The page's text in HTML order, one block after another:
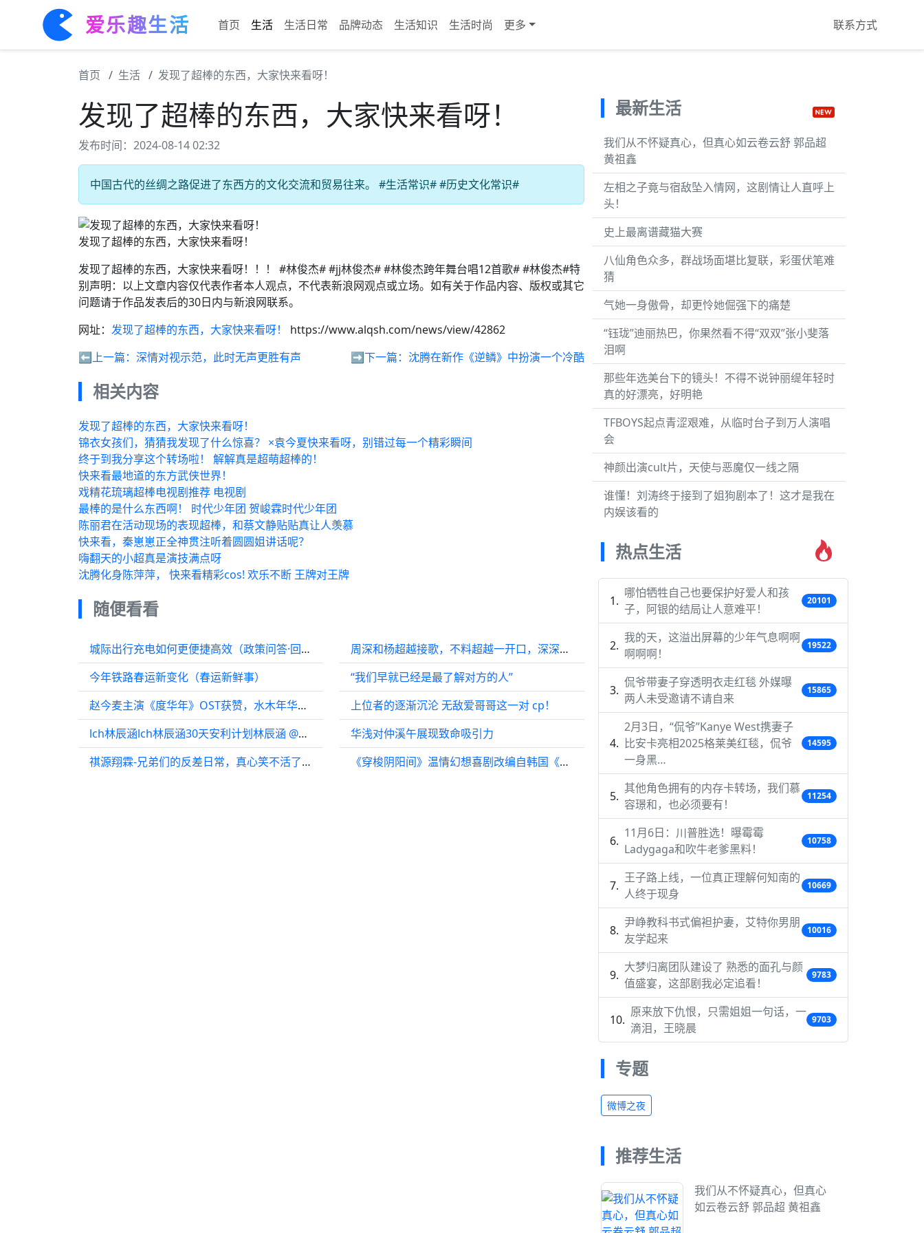
爱乐趣生活 首页 生活 生活日常 品牌动态 生活知识 生活时尚 更多 联系方式
首页 生活 发现了超棒的东西，大家快来看呀！
发现了超棒的东西，大家快来看呀！
发布时间：2024-08-14 02:32
中国古代的丝绸之路促进了东西方的文化交流和贸易往来。 #生活常识# #历史文化常识#
发现了超棒的东西，大家快来看呀！
发现了超棒的东西，大家快来看呀！！！ #林俊杰# #jj林俊杰# #林俊杰跨年舞台唱12首歌# #林俊杰#特
别声明：以上文章内容仅代表作者本人观点，不代表新浪网观点或立场。如有关于作品内容、版权或其它
问题请于作品发表后的30日内与新浪网联系。
网址： 发现了超棒的东西，大家快来看呀！
https://www.alqsh.com/news/view/42862
⬅️上一篇： 深情对视示范，此时无声更胜有声 ➡️下一篇： 沈腾在新作《逆鳞》中扮演一个冷酷
相关内容
发现了超棒的东西，大家快来看呀！
锦衣女孩们，猜猜我发现了什么惊喜？ ×袁今夏快来看呀，别错过每一个精彩瞬间
终于到我分享这个转场啦！ 解解真是超萌超棒的！
快来看最地道的东方武侠世界！
戏精花琉璃超棒电视剧推荐 电视剧
最棒的是什么东西啊！ 时代少年团 贺峻霖时代少年团
陈丽君在活动现场的表现超棒，和蔡文静贴贴真让人羡慕
快来看，秦崽崽正全神贯注听着圆圆姐讲话呢？
嗨翻天的小超真是演技满点呀
沈腾化身陈萍萍， 快来看精彩cos! 欢乐不断 王牌对王牌
随便看看
城际出行充电如何更便捷高效（政策问答·回应关切）
今年铁路春运新变化（春运新鲜事）
赵今麦主演《度华年》OST获赞，水木年华献声
lch林辰涵lch林辰涵30天安利计划林辰涵 @林辰涵mm
祺源翔霖-兄弟们的反差日常，真心笑不活了，他们太可爱了！
周深和杨超越接歌，不料超越一开口，深深直接笑出鹅叫
“我们早就已经是最了解对方的人”
上位者的逐渐沉沦 无敌爱哥哥这一对 cp！
华浅对仲溪午展现致命吸引力
《穿梭阴阳间》温情幻想喜剧改编自韩国《开心家族》
最新生活
我们从不怀疑真心，但真心如云卷云舒 郭品超
黄祖鑫
左相之子竟与宿敌坠入情网，这剧情让人直呼上
头！
史上最离谱藏猫大赛
八仙角色众多，群战场面堪比复联，彩蛋伏笔难
猜
气她一身傲骨，却更怜她倔强下的痛楚
“钰珑”迪丽热巴，你果然看不得“双双”张小斐落
泪啊
那些年选美台下的镜头！不得不说钟丽缇年轻时
真的好漂亮，好明艳
TFBOYS起点青涩艰难，从临时台子到万人演唱
会
神颜出演cult片，天使与恶魔仅一线之隔
谁懂！刘涛终于接到了姐狗剧本了！这才是我在
内娱该看的
热点生活
哪怕牺牲自己也要保护好爱人和孩
子，阿银的结局让人意难平！
20101
我的天，这溢出屏幕的少年气息啊啊
啊啊啊！
19522
侃爷带妻子穿透明衣走红毯 外媒曝
两人未受邀请不请自来
15865
2月3日，“侃爷”Kanye West携妻子
比安卡亮相2025格莱美红毯，侃爷
一身黑…
14595
其他角色拥有的内存卡转场，我们慕
容璟和，也必须要有！
11254
11月6日：川普胜选！曝霉霉
Ladygaga和吹牛老爹黑料！
10758
王子路上线，一位真正理解何知南的
人终于现身
10669
尹峥教科书式偏袒护妻，艾特你男朋
友学起来
10016
大梦归离团队建设了 熟悉的面孔与颜
值盛宴，这部剧我必定追看！
9783
原来放下仇恨，只需姐姐一句话，一
滴泪，王晓晨
9703
专题
微博之夜
推荐生活
我们从不怀疑真心，但真心
如云卷云舒 郭品超 黄祖鑫